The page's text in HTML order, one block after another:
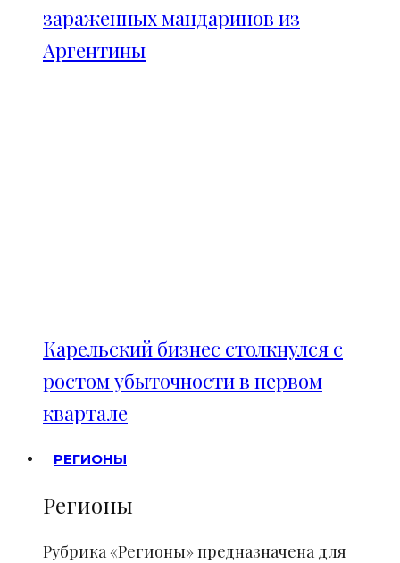
зараженных мандаринов из
Аргентины
Карельский бизнес столкнулся с
ростом убыточности в первом
квартале
РЕГИОНЫ
Регионы
Рубрика «Регионы» предназначена для